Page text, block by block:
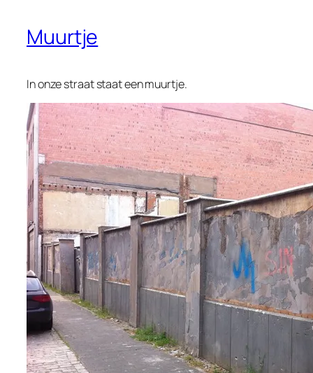
Muurtje
In onze straat staat een muurtje.